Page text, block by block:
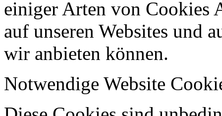
einiger Arten von Cookies
auf unseren Websites und
wir anbieten können.
Notwendige Website